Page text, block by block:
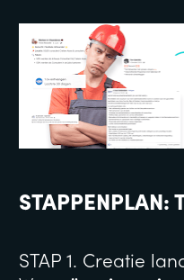
STAPPENPLAN:
STAP 1. Creatie